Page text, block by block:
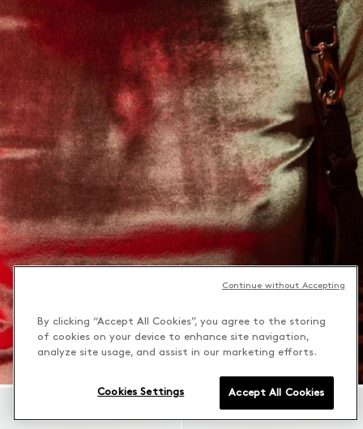
By clicking “Accept All Cookies”, you agree to the storing
of cookies on your device to enhance site navigation,
analyze site usage, and assist in our marketing efforts.
Accept All Cookies
Cookies Settings
Continue without Accepting